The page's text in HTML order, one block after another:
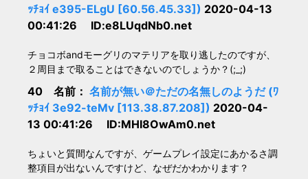
ｯﾁｮｲ e395-ELgU [60.56.45.33]) 2020-04-13
00:41:26 ID:e8LUqdNb0.net
チョコボandモーグリのマテリアを取り逃したのですが、
２周目まで取ることはできないのでしょうか？(;_;)
40 名前： 名前が無い＠ただの名無しのようだ (ﾜ
ｯﾁｮｲ 3e92-teMv [113.38.87.208]) 2020-04-
13 00:41:26 ID:MHI8OwAm0.net
ちょいと質間なんですが、ゲームプレイ設定にあかるさ調
整項目が出ないんですけど、なぜだかわかります？